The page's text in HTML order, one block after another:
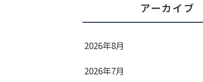
アーカイブ
2026年8月
2026年7月